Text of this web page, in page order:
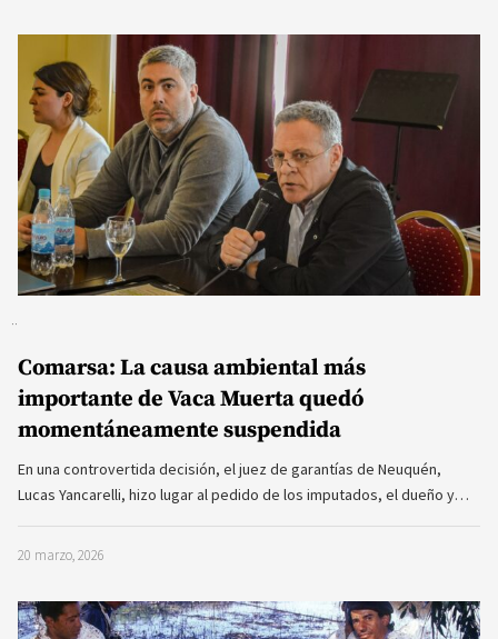
Comarsa: La causa ambiental más
importante de Vaca Muerta quedó
momentáneamente suspendida
En una controvertida decisión, el juez de garantías de Neuquén,
Lucas Yancarelli, hizo lugar al pedido de los imputados, el dueño y…
20 marzo, 2026